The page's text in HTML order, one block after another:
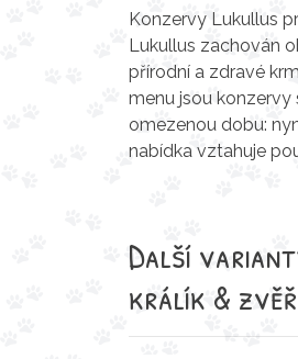
Konzervy Lukullus
Lukullus zachován
přírodní a zdravé
menu jsou
omezenou dobu:
nabídka vztahuje
Další
králík &